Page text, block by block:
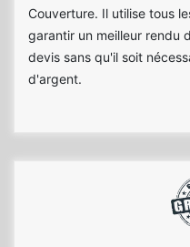
Couverture. Il utilise tous
garantir un meilleur rendu
devis sans qu'il soit
d'argent.